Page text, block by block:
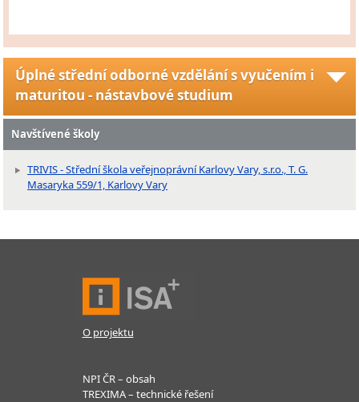
Úplné střední odborné vzdělání s vyučením i
maturitou - nástavbové studium
Navštívené školy
TRIVIS - Střední škola veřejnoprávní Karlovy Vary, s.r.o., T. G.
Masaryka 559/1, Karlovy Vary
O projektu
NPI ČR – obsah
TREXIMA – technické řešení